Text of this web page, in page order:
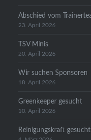
Abschied vom
23. April 2026
TSV Minis
20. April 2026
Wir suchen Sponsoren
18. April 2026
Greenkeeper gesucht
10. April 2026
Reinigungskraft